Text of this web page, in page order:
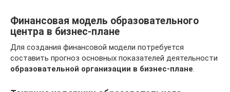
Финансовая модель образовательного
центра в бизнес-плане
Для создания финансовой модели потребуется
составить прогноз основных показателей деятельности
образовательной организации в бизнес-плане